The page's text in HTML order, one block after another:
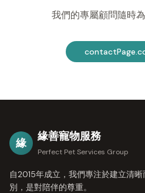
我們的專屬顧問隨時
緣 緣善寵物服務
Perfect Pet Services Group
自2015年成立，我們專注於建立清
別，是對陪伴的尊重。